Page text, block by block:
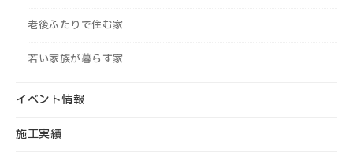
老後ふたりで住む家
若い家族が暮らす家
イベント情報
施工実績